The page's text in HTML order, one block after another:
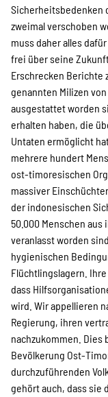
Sicherheitsbedenken
zweimal verschoben
muss daher alles
frei über seine
Erschrecken Berichte
genannten Milizen
ausgestattet worden
erhalten haben, die
Untaten ermöglicht
mehrere hundert
ost-timoresischen
massiver
der indonesischen
50.000 Menschen
veranlasst worden
hygienischen
Flüchtlingslagern.
dass
wird. Wir appellieren
Regierung, ihren
nachzukommen.
Bevölkerung Ost-
durchzuführenden
gehört auch, dass sie